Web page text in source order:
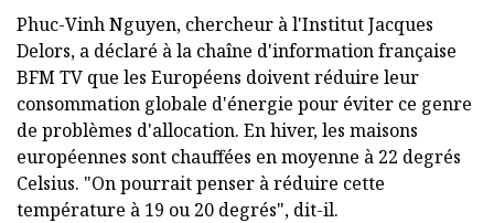
Phuc-Vinh Nguyen, chercheur à l'Institut Jacques
Delors, a déclaré à la chaîne d'information française
BFM TV que les Européens doivent réduire leur
consommation globale d'énergie pour éviter ce genre
de problèmes d'allocation. En hiver, les maisons
européennes sont chauffées en moyenne à 22 degrés
Celsius. "On pourrait penser à réduire cette
température à 19 ou 20 degrés", dit-il.